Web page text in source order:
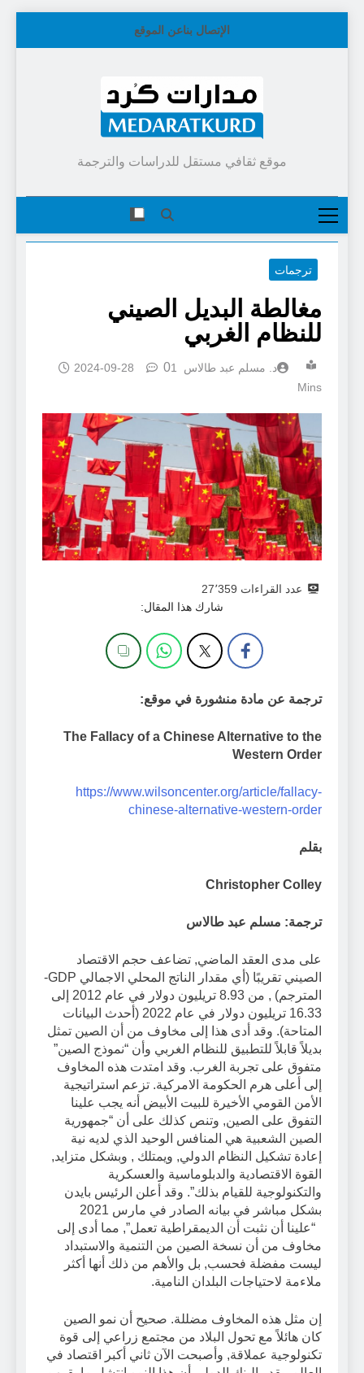
الإتصال بناعن الموقع
موقع ثقافي مستقل للدراسات والترجمة
ترجمات
مغالطة البديل الصيني
للنظام الغربي
د. مسلم عبد طالاس 2024-09-28 01
Mins
عدد القراءات 27٬359
شارك هذا المقال:
ترجمة عن مادة منشورة في موقع:
The Fallacy of a Chinese Alternative to the
Western Order
https://www.wilsoncenter.org/article/fallacy-
chinese-alternative-western-order
بقلم
Christopher Colley
ترجمة: مسلم عبد طالاس
على مدى العقد الماضي, تضاعف حجم الاقتصاد
الصيني تقريبًا (أي مقدار الناتج المحلي الاجمالي GDP-
المترجم) , من 8.93 تريليون دولار في عام 2012 إلى
16.33 تريليون دولار في عام 2022 (أحدث البيانات
المتاحة). وقد أدى هذا إلى مخاوف من أن الصين تمثل
بديلاً قابلاً للتطبيق للنظام الغربي وأن “نموذج الصين”
متفوق على تجربة الغرب. وقد امتدت هذه المخاوف
إلى أعلى هرم الحكومة الامركية. تزعم استراتيجية
الأمن القومي الأخيرة للبيت الأبيض أنه يجب علينا
التفوق على الصين, وتنص كذلك على أن “جمهورية
الصين الشعبية هي المنافس الوحيد الذي لديه نية
إعادة تشكيل النظام الدولي, ويمتلك , وبشكل متزايد,
القوة الاقتصادية والدبلوماسية والعسكرية
والتكنولوجية للقيام بذلك”. وقد أعلن الرئيس بايدن
بشكل مباشر في بيانه الصادر في مارس 2021
“علينا أن نثبت أن الديمقراطية تعمل”, مما أدى إلى
مخاوف من أن نسخة الصين من التنمية والاستبداد
ليست مفضلة فحسب, بل والأهم من ذلك أنها أكثر
ملاءمة لاحتياجات البلدان النامية.
إن مثل هذه المخاوف مضللة. صحيح أن نمو الصين
كان هائلاً مع تحول البلاد من مجتمع زراعي إلى قوة
تكنولوجية عملاقة, وأصبحت الآن ثاني أكبر اقتصاد في